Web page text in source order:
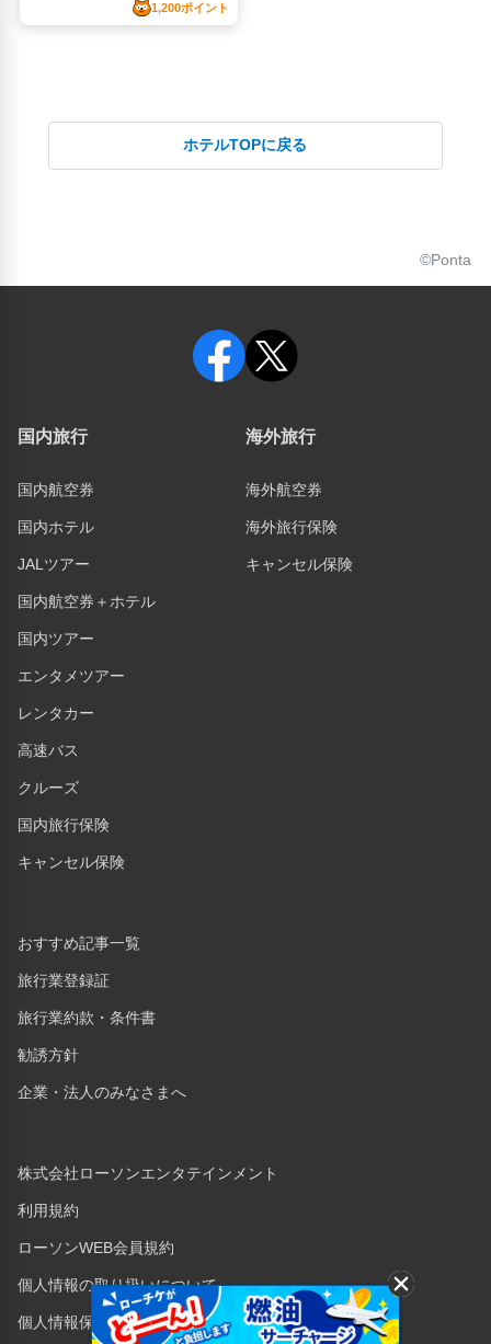
ホテルTOPに戻る
©Ponta
国内旅行
国内航空券
国内ホテル
JALツアー
国内航空券＋ホテル
国内ツアー
エンタメツアー
レンタカー
高速バス
クルーズ
国内旅行保険
キャンセル保険
海外旅行
海外航空券
海外旅行保険
キャンセル保険
おすすめ記事一覧
旅行業登録証
旅行業約款・条件書
勧誘方針
企業・法人のみなさまへ
株式会社ローソンエンタテインメント
利用規約
ローソンWEB会員規約
個人情報の取り扱いについて
個人情報保護方針